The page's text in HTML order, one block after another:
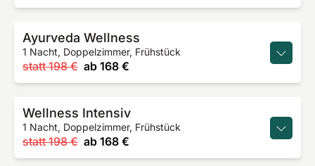
Ayurveda Wellness
1 Nacht, Doppelzimmer, Frühstück
statt 198 € ab 168 €
Wellness Intensiv
1 Nacht, Doppelzimmer, Frühstück
statt 198 € ab 168 €